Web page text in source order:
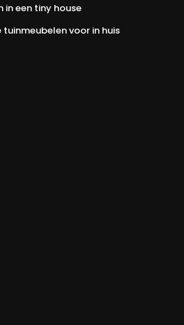
in een tiny house
voor in huis